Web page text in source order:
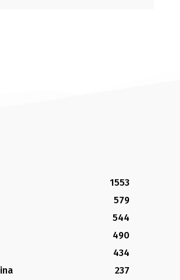
1553
579
544
490
434
237